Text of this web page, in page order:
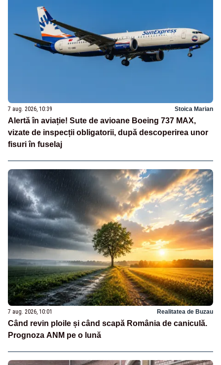
7 aug. 2026, 10:39 Stoica Marian
Alertă în aviație! Sute de avioane Boeing 737 MAX,
vizate de inspecții obligatorii, după descoperirea unor
fisuri în fuselaj
7 aug. 2026, 10:01 Realitatea de Buzau
Când revin ploile și când scapă România de caniculă.
Prognoza ANM pe o lună